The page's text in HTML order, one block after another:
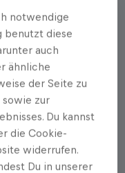
notwendige
benutzt diese
auch
ähnliche
der Seite zu
sowie zur
Du kannst
die Cookie-
widerrufen.
Du in unserer